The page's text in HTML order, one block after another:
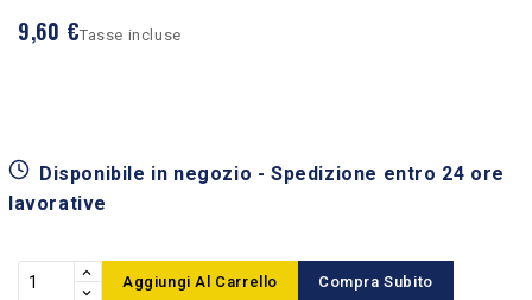
9,60 €Tasse incluse
Disponibile in negozio - Spedizione entro 24 ore
lavorative
Aggiungi Al Carrello Compra Subito